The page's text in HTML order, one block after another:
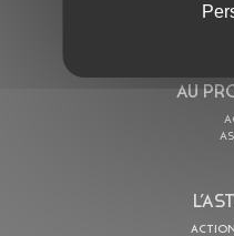
En cochant cette case,
AU